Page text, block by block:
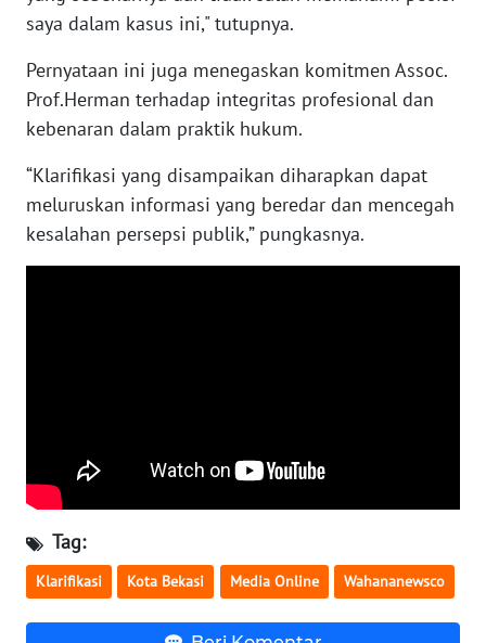
saya dalam kasus ini," tutupnya.
Pernyataan ini juga menegaskan komitmen Assoc.
Prof.Herman terhadap integritas profesional dan
kebenaran dalam praktik hukum.
“Klarifikasi yang disampaikan diharapkan dapat
meluruskan informasi yang beredar dan mencegah
kesalahan persepsi publik,” pungkasnya.
Tag:
Klarifikasi Kota Bekasi Media Online Wahananewsco
LAMPUNG
WN
WN
NUSANTARA
WN
KALBAR